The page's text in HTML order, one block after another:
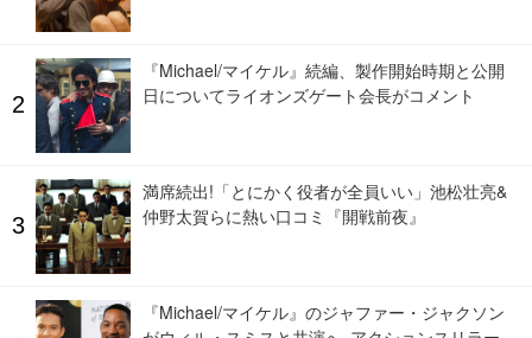
『Michael/マイケル』続編、製作開始時期と公開
日についてライオンズゲート会長がコメント
満席続出!「とにかく役者が全員いい」池松壮亮&
仲野太賀らに熱い口コミ『開戦前夜』
『Michael/マイケル』のジャファー・ジャクソン